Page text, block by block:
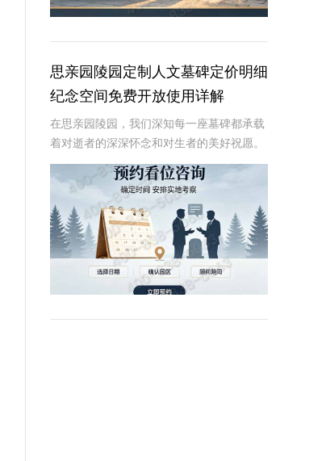
思亲园陵园定制人文墓碑定价明细
纪念空间免费开放使用详解
在思亲园陵园，我们深知每一座墓碑都承载
着对逝者的深深怀念和对生者的美好祝愿。
因此，我们精心定制的人文墓碑不仅是对逝
者的永恒纪念，更是生者情感的寄托。本文
将详细介绍思亲园陵园定制人文墓碑的定价
明细以及纪